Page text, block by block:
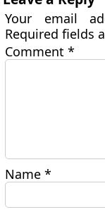
Your email
Required fields
Comment*
Name*